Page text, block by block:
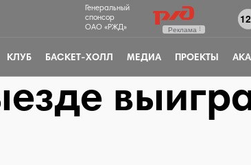
Генеральный
спонсор
ОАО «РЖД»
Реклама
КЛУБ БАСКЕТ-ХОЛЛ МЕДИА ПРОЕКТЫ